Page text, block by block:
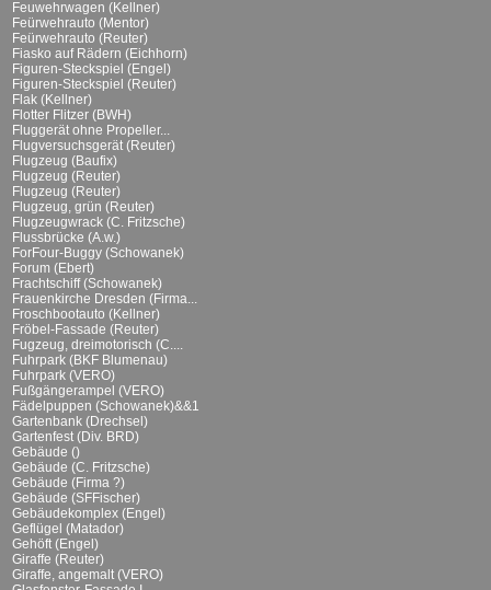
Feuwehrwagen (Kellner)
Feürwehrauto (Mentor)
Feürwehrauto (Reuter)
Fiasko auf Rädern (Eichhorn)
Figuren-Steckspiel (Engel)
Figuren-Steckspiel (Reuter)
Flak (Kellner)
Flotter Flitzer (BWH)
Fluggerät ohne Propeller...
Flugversuchsgerät (Reuter)
Flugzeug (Baufix)
Flugzeug (Reuter)
Flugzeug (Reuter)
Flugzeug, grün (Reuter)
Flugzeugwrack (C. Fritzsche)
Flussbrücke (A.w.)
ForFour-Buggy (Schowanek)
Forum (Ebert)
Frachtschiff (Schowanek)
Frauenkirche Dresden (Firma...
Froschbootauto (Kellner)
Fröbel-Fassade (Reuter)
Fugzeug, dreimotorisch (C....
Fuhrpark (BKF Blumenau)
Fuhrpark (VERO)
Fußgängerampel (VERO)
Fädelpuppen (Schowanek)&&1
Gartenbank (Drechsel)
Gartenfest (Div. BRD)
Gebäude ()
Gebäude (C. Fritzsche)
Gebäude (Firma ?)
Gebäude (SFFischer)
Gebäudekomplex (Engel)
Geflügel (Matador)
Gehöft (Engel)
Giraffe (Reuter)
Giraffe, angemalt (VERO)